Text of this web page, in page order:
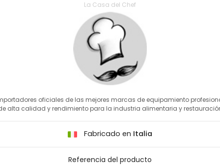
La Casa del Chef
oficiales de las mejores marcas de equipamiento
alta calidad y rendimiento para la industria alimentaria y
Fabricado en Italia
Referencia del producto